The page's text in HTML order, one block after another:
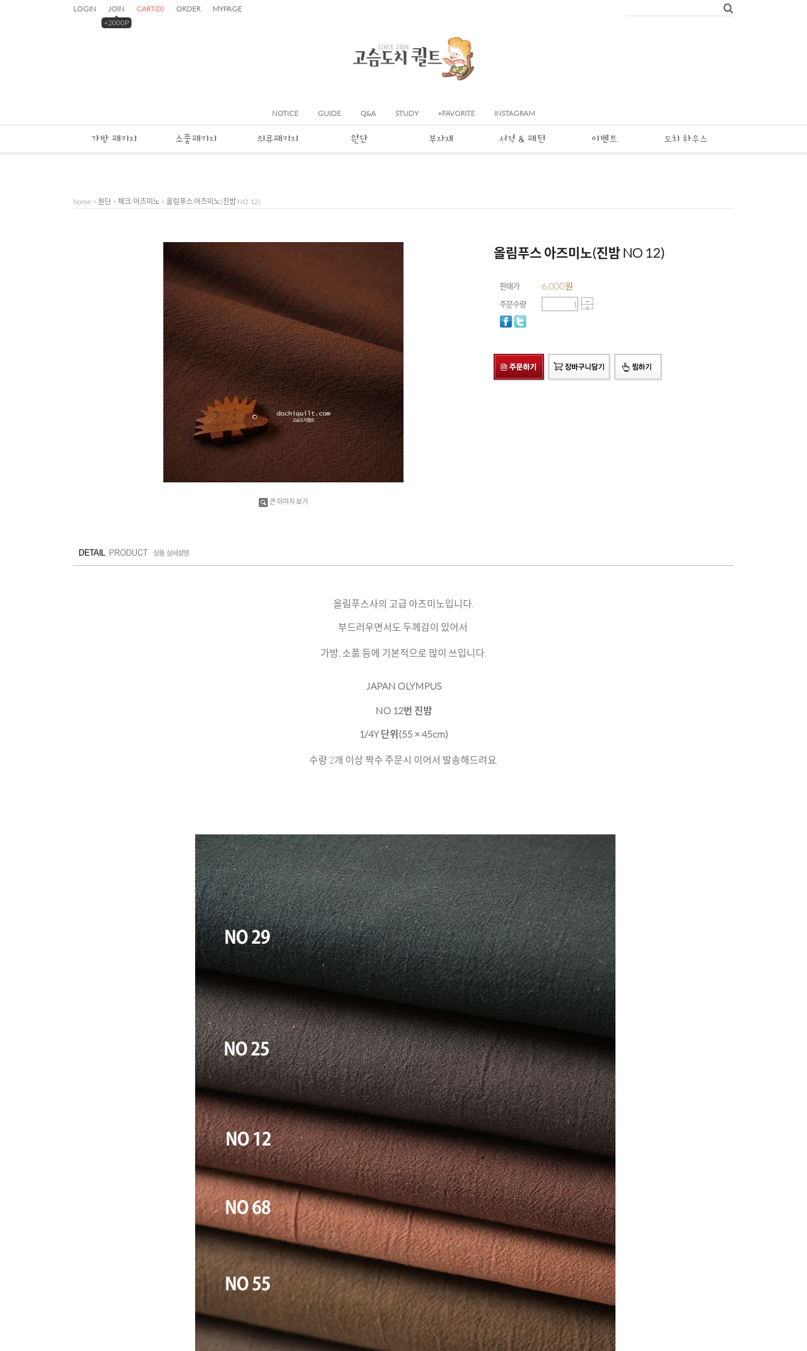
LOGIN
JOIN
+2000P
CART(0) ORDER MYPAGE
NOTICE GUIDE Q&A STUDY +FAVORITE INSTAGRAM
가방 패키지 소품패키지 의류패키지 원단 부자재 서적 & 패턴 이벤트 도치 하우스
home > 원단 > 체크/아즈미노 > 올림푸스 아즈미노(진밤 NO 12)
큰 이미지 보기
올림푸스 아즈미노(진밤 NO 12)
판매가 6,000원
주문수량
올림푸스사의 고급 아즈미노입니다.
부드러우면서도 두께감이 있어서
가방, 소품 등에 기본적으로 많이 쓰입니다.
JAPAN OLYMPUS
NO 12번 진밤
1/4Y 단위(55 × 45cm)
수량 2개 이상 짝수 주문시 이어서 발송해드려요.